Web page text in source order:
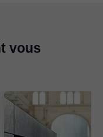
vous